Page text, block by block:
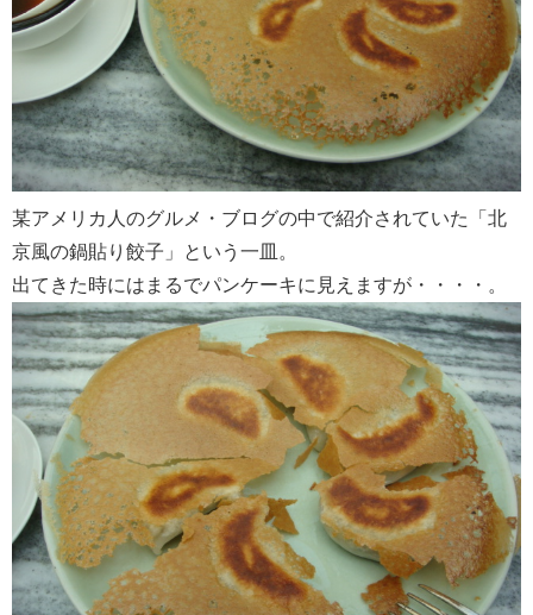
某アメリカ人のグルメ・ブログの中で紹介されていた「北
京風の鍋貼り餃子」という一皿。
出てきた時にはまるでパンケーキに見えますが・・・・。